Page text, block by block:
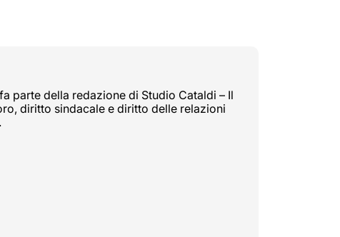
parte della redazione di Studio Cataldi – Il
diritto sindacale e diritto delle relazioni